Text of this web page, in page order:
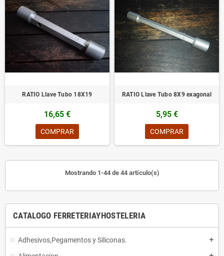
CATALOGO FERRETERIAYHOSTELERIA
Adhesivos,Pegamentos y Siliconas. add
RATIO Llave Tubo 18X19
16,65 €
COMPRAR
RATIO Llave Tubo 8X9 exagonal
5,95 €
COMPRAR
Mostrando 1-44 de 44 artículo(s)